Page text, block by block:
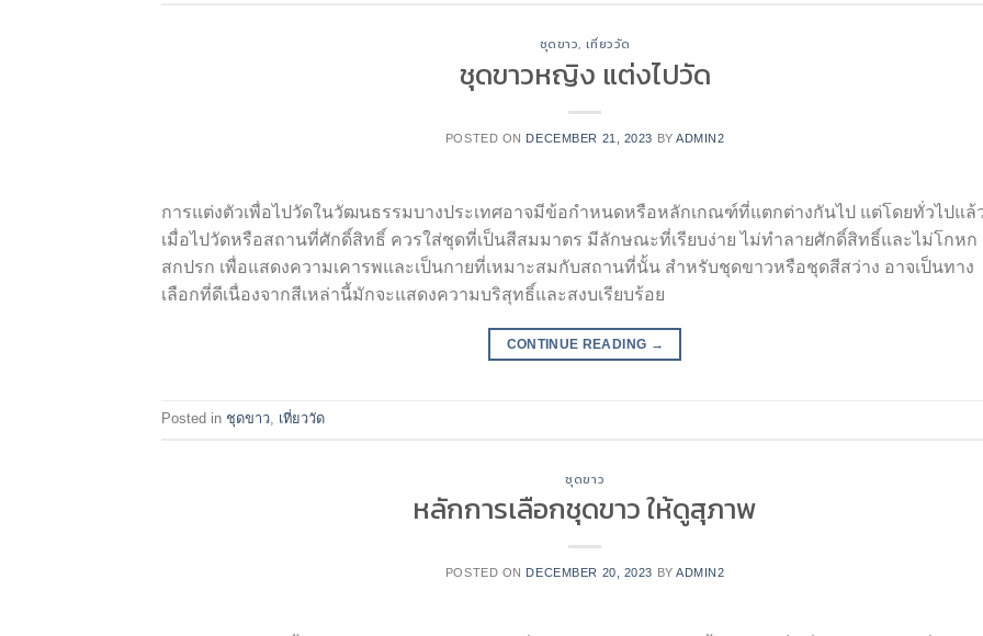
ชุดขาว, เที่ยววัด
ชุดขาวหญิง แต่งไปวัด
POSTED ON DECEMBER 21, 2023 BYADMIN2
การแต่งตัวเพื่อไปวัดในวัฒนธรรมบางประเทศอาจมีข้อกำหนดหรือหลักเกณฑ์ที่แตกต่างกันไป แต่โดยทั่วไปแล้
เมื่อไปวัดหรือสถานที่ศักดิ์สิทธิ์ ควรใส่ชุดที่เป็นสีสมมาตร มีลักษณะที่เรียบง่าย ไม่ทำลายศักดิ์สิทธิ์และไม่โกหก
สกปรก เพื่อแสดงความเคารพและเป็นกายที่เหมาะสมกับสถานที่นั้น สำหรับชุดขาวหรือชุดสีสว่าง อาจเป็นทาง
เลือกที่ดีเนื่องจากสีเหล่านี้มักจะแสดงความบริสุทธิ์และสงบเรียบร้อย
CONTINUE READING →
Posted in ชุดขาว, เที่ยววัด
ชุดขาว
หลักการเลือกชุดขาว ให้ดูสุภาพ
POSTED ON DECEMBER 20, 2023 BYADMIN2